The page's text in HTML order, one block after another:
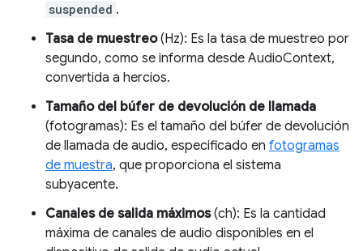
suspended .
Tasa de muestreo(Hz): Es la tasa de muestreo por
segundo, como se informa desde AudioContext,
convertida a hercios.
Tamaño del búfer de devolución de llamada
(fotogramas): Es el tamaño del búfer de devolución
de llamada de audio, especificado en fotogramas
de muestra, que proporciona el sistema
subyacente.
Canales de salida máximos(ch): Es la cantidad
máxima de canales de audio disponibles en el